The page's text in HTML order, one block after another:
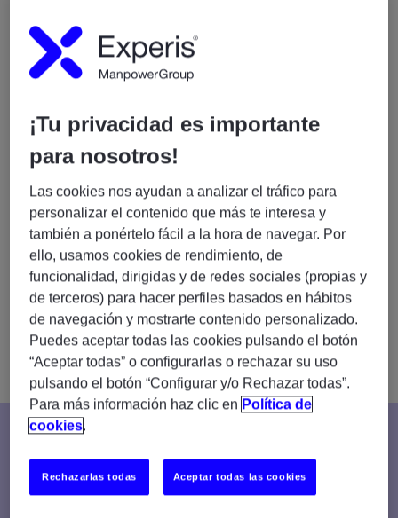
Experis, la consultora IT de
ManpowerGroup
Líder mundial de proyectos tecnológicos, ofrecemos
servicios “extremo a extremo” para habilitar la
transformación digital, acelerando así la cadena de valor.
Hiperautomatización para empresas con RPA, IDP y Agentes
¡Tu privacidad es importante
para nosotros!
Las cookies nos ayudan a analizar el tráfico para
personalizar el contenido que más te interesa y
también a ponértelo fácil a la hora de navegar. Por
ello, usamos cookies de rendimiento, de
funcionalidad, dirigidas y de redes sociales (propias y
de terceros) para hacer perfiles basados en hábitos
de navegación y mostrarte contenido personalizado.
Puedes aceptar todas las cookies pulsando el botón
“Aceptar todas” o configurarlas o rechazar su uso
pulsando el botón “Configurar y/o Rechazar todas”.
Para más información haz clic en Política de
cookies.
Rechazarlas todas Aceptar todas las cookies